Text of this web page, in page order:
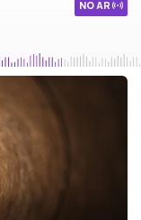
NO AR